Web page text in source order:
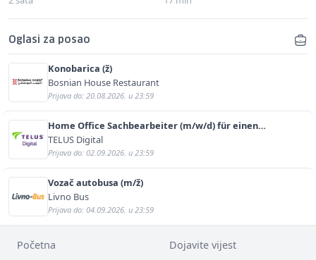
Oglasi za posao
Konobarica (ž)
Bosnian House Restaurant
Prijava do: 20.08.2026. u 23:59
Home Office Sachbearbeiter (m/w/d) für einen
bekannten deutschen Energieversorger
TELUS Digital
Prijava do: 02.09.2026. u 23:59
Vozač autobusa (m/ž)
Livno Bus
Prijava do: 04.09.2026. u 23:59
Početna Dojavite vijest